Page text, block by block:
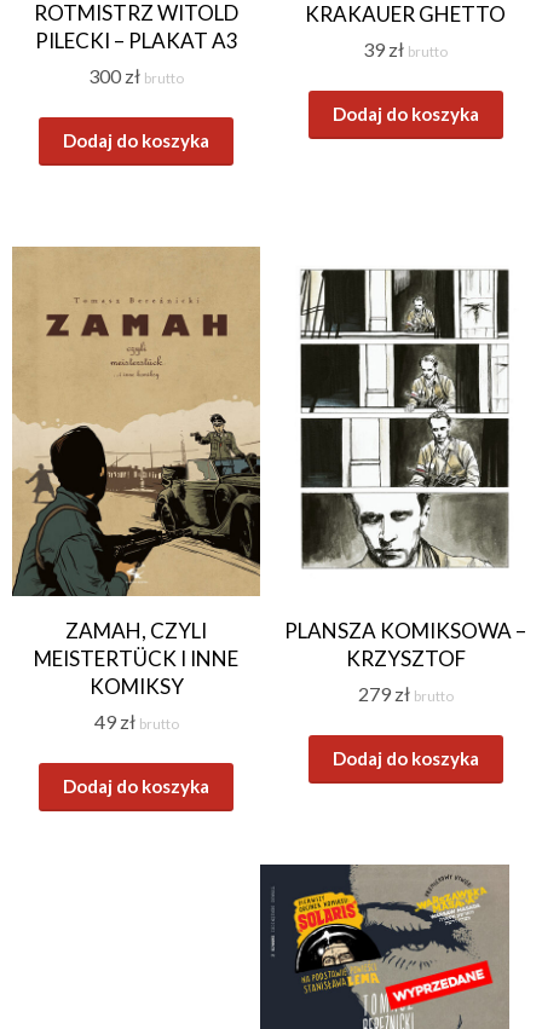
ROTMISTRZ WITOLD
PILECKI – PLAKAT A3
300 zł brutto
Dodaj do koszyka
KRAKAUER GHETTO
39 zł brutto
Dodaj do koszyka
ZAMAH, CZYLI
MEISTERTÜCK I INNE
KOMIKSY
49 zł brutto
Dodaj do koszyka
PLANSZA KOMIKSOWA –
KRZYSZTOF
279 zł brutto
Dodaj do koszyka